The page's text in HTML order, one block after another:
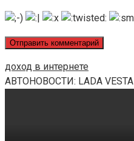
доход в интернете
АВТОНОВОСТИ: LADA VESTA